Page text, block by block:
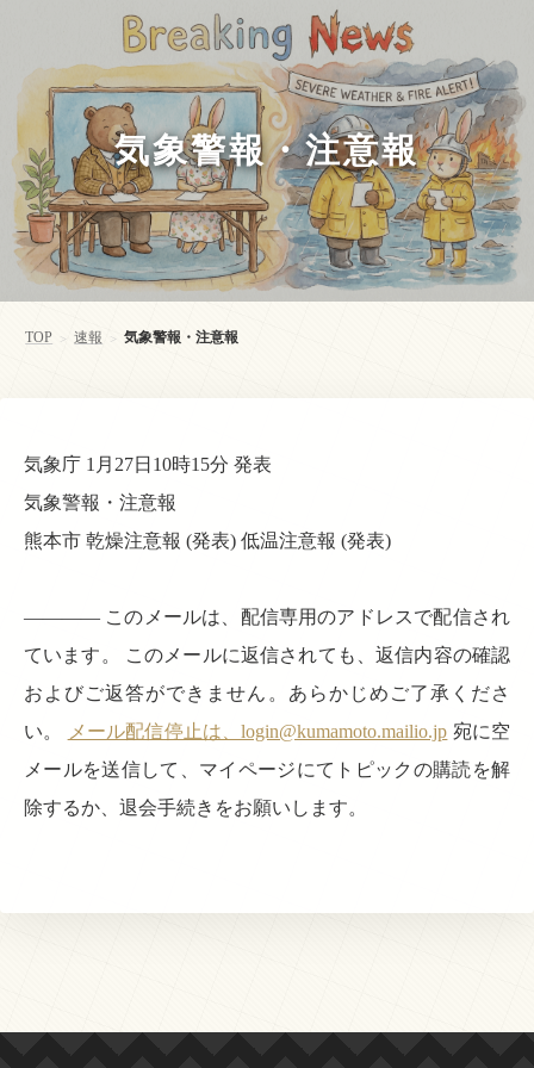
気象警報・注意報
TOP > 速報 > 気象警報・注意報
気象庁 1月27日10時15分 発表
気象警報・注意報
熊本市 乾燥注意報 (発表) 低温注意報 (発表)
———— このメールは、配信専用のアドレスで配信され
ています。 このメールに返信されても、返信内容の確認
およびご返答ができません。あらかじめご了承くださ
い。
メール配信停止は、login@kumamoto.mailio.jp 宛に空
メールを送信して、マイページにてトピックの購読を解
除するか、退会手続きをお願いします。